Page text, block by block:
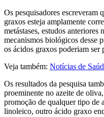
Os pesquisadores escreveram
graxos esteja amplamente
metástases, estudos
mecanismos biológicos desse
os ácidos graxos poderiam ser
Veja também: Notícias de
Os resultados da pesquisa
proeminente no azeite de
promoção de qualquer tipo de
linoleico, outro ácido graxo